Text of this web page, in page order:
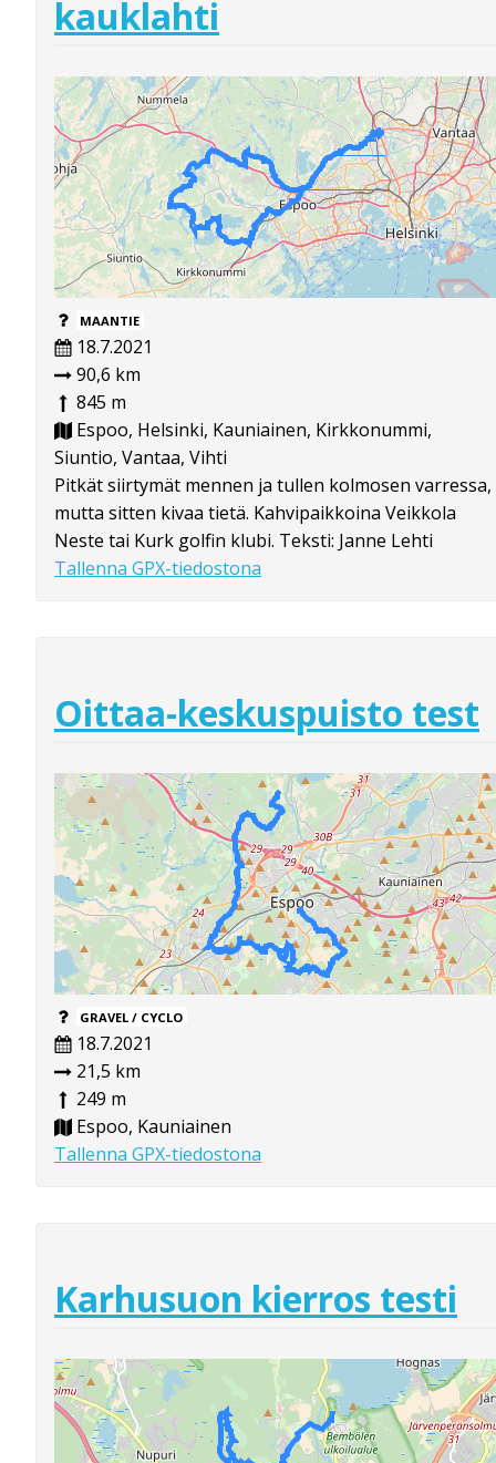
kauklahti
MAANTIE
18.7.2021
90,6 km
845 m
Espoo, Helsinki, Kauniainen, Kirkkonummi,
Siuntio, Vantaa, Vihti
Pitkät siirtymät mennen ja tullen kolmosen varressa,
mutta sitten kivaa tietä. Kahvipaikkoina Veikkola
Neste tai Kurk golfin klubi. Teksti: Janne Lehti
Tallenna GPX-tiedostona
Oittaa-keskuspuisto test
GRAVEL / CYCLO
18.7.2021
21,5 km
249 m
Espoo, Kauniainen
Tallenna GPX-tiedostona
Karhusuon kierros testi